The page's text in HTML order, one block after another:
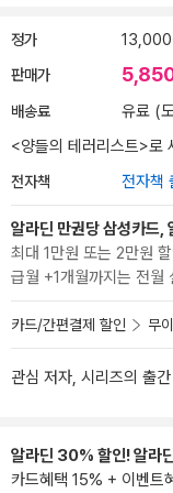
정가
판매가
배송료
유료 (
<양들의 테러리스트>로
전자책 전자책
알라딘 만권당 삼성카드,
최대 1만원 또는 2만원
급월 +1개월까지는 전월
카드/간편결제 할인 무
관심 저자, 시리즈의 출
알라딘 30% 할인! 알라
카드혜택 15% + 이벤